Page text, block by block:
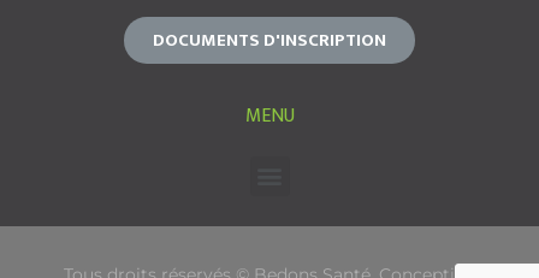
DOCUMENTS D'INSCRIPTION
MENU